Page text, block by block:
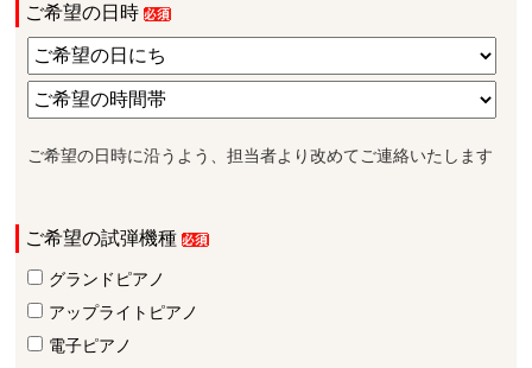
ご希望の日時
ご希望の日時に沿うよう、担当者より改めてご連絡いたします
ご希望の試弾機種
グランドピアノ
アップライトピアノ
電子ピアノ